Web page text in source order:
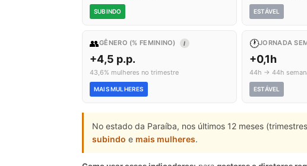
SUBINDO ESTÁVEL
👥GÊNERO (% FEMININO) I
+4,5 p.p.
43,6% mulheres no trimestre
MAIS MULHERES
🕐JORNADA
+0,1h
44h → 44h
ESTÁVEL
No estado da Paraíba, nos últimos 12 meses
subindo e mais mulheres.